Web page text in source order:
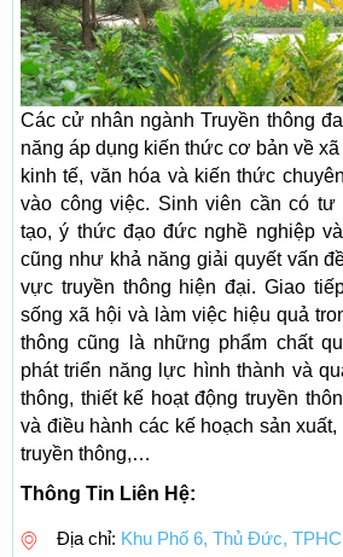
Các cử nhân ngành Truyền thông
năng áp dụng kiến thức cơ bản về
kinh tế, văn hóa và kiến thức
vào công việc. Sinh viên cần có tư
tạo, ý thức đạo đức nghề nghiệp
cũng như khả năng giải quyết vấn
vực truyền thông hiện đại. Giao
sống xã hội và làm việc hiệu quả
thông cũng là những phẩm chất
phát triển năng lực hình thành và
thông, thiết kế hoạt động truyền
và điều hành các kế hoạch sản
truyền thông,…
Thông Tin Liên Hệ:
Địa chỉ: Khu Phố 6, Thủ Đức,